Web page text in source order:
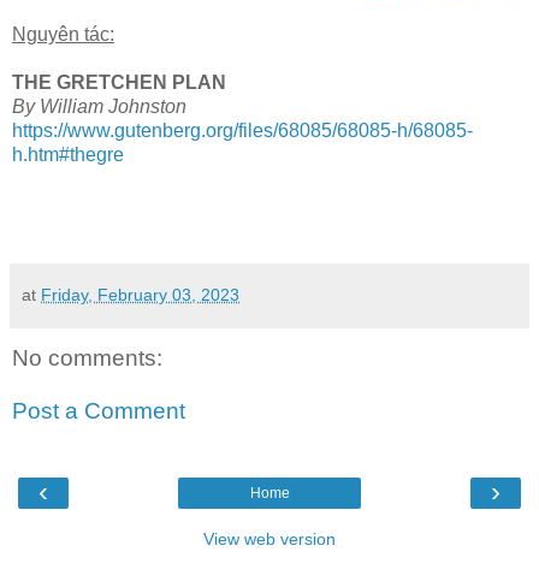
Nguyên tác:
THE GRETCHEN PLAN
By William Johnston
https://www.gutenberg.org/files/68085/68085-h/68085-
h.htm#thegre
at Friday, February 03, 2023
No comments:
Post a Comment
‹ ›
Home
View web version